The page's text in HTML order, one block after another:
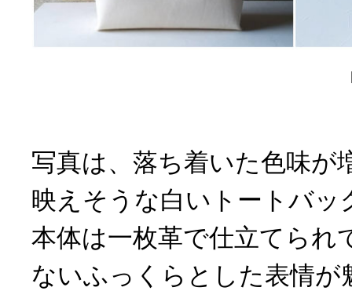
写真は、落ち着いた色味が
映えそうな白いトートバッ
本体は一枚革で仕立てられ
ないふっくらとした表情が